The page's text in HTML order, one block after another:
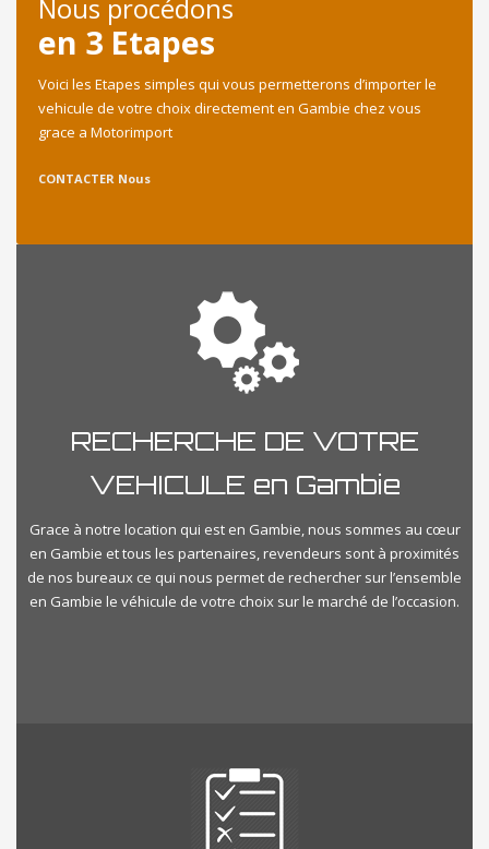
Nous procédons
en 3 Etapes
Voici les Etapes simples qui vous permetterons d’importer le
vehicule de votre choix directement en Gambie chez vous
grace a Motorimport
CONTACTER Nous
RECHERCHE DE VOTRE
VEHICULE en Gambie
Grace à notre location qui est en Gambie, nous sommes au cœur
en Gambie et tous les partenaires, revendeurs sont à proximités
de nos bureaux ce qui nous permet de rechercher sur l’ensemble
en Gambie le véhicule de votre choix sur le marché de l’occasion.